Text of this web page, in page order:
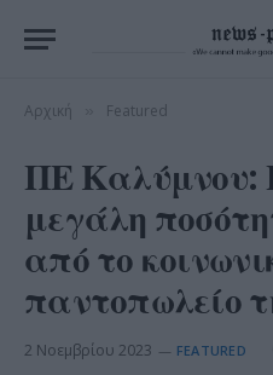
Αρχική Featured
ΠΕ Καλύμνου:
μεγάλη
από το
παντοπωλείο
2 Νοεμβρίου 2023 FEATURED